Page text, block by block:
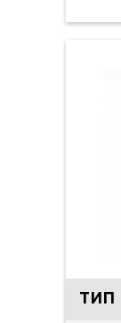
ТИП